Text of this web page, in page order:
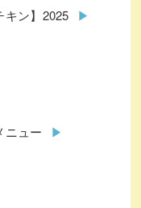
キン】2025
ニュー